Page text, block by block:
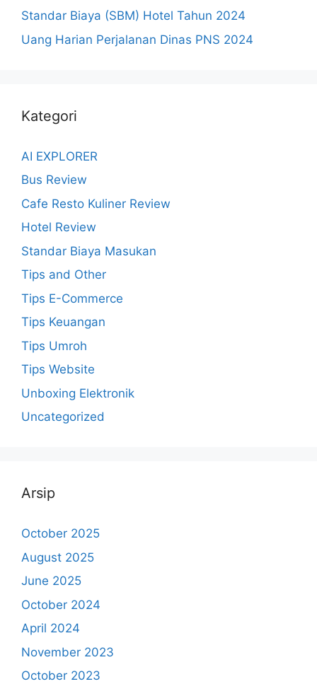
Standar Biaya (SBM) Hotel Tahun 2024
Uang Harian Perjalanan Dinas PNS 2024
Kategori
AI EXPLORER
Bus Review
Cafe Resto Kuliner Review
Hotel Review
Standar Biaya Masukan
Tips and Other
Tips E-Commerce
Tips Keuangan
Tips Umroh
Tips Website
Unboxing Elektronik
Uncategorized
Arsip
October 2025
August 2025
June 2025
October 2024
April 2024
November 2023
October 2023